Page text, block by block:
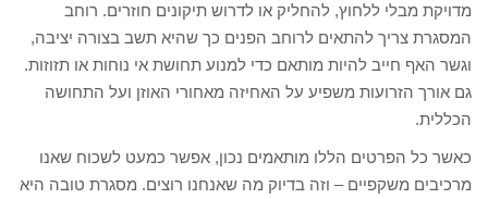
מדויקת מבלי ללחוץ, להחליק או לדרוש תיקונים חוזרים. רוחב
המסגרת צריך להתאים לרוחב הפנים כך שהיא תשב בצורה יציבה,
וגשר האף חייב להיות מותאם כדי למנוע תחושת אי נוחות או תזוזות.
גם אורך הזרועות משפיע על האחיזה מאחורי האוזן ועל התחושה
הכללית.
כאשר כל הפרטים הללו מותאמים נכון, אפשר כמעט לשכוח שאנו
מרכיבים משקפיים – וזה בדיוק מה שאנחנו רוצים. מסגרת טובה היא